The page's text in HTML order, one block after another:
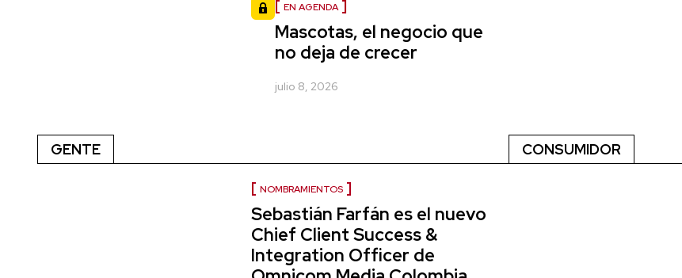
EN AGENDA
Mascotas, el negocio que
no deja de crecer
julio 8, 2026
GENTE
NOMBRAMIENTOS
Sebastián Farfán es el nuevo
Chief Client Success &
Integration Officer de
CONSUMIDOR